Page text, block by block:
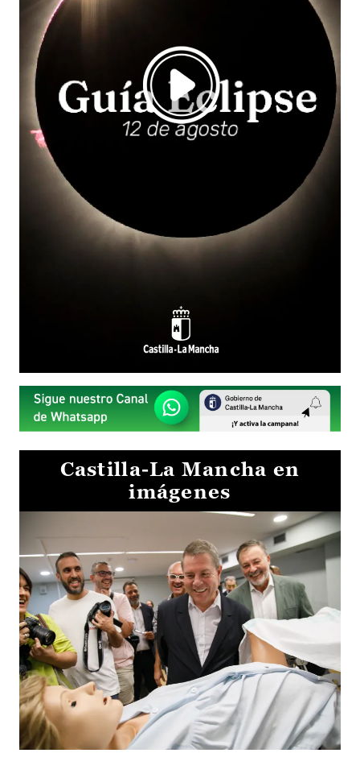
Castilla-La Mancha en
imágenes